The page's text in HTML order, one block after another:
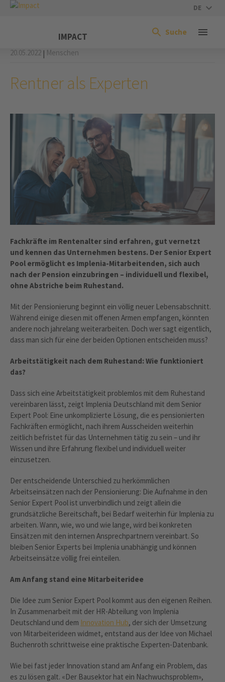
DE
IMPACT Suche
20.05.2022 | Menschen
Rentner als Experten
Fachkräfte im Rentenalter sind erfahren, gut vernetzt
und kennen das Unternehmen bestens. Der Senior Expert
Pool ermöglicht es Implenia-Mitarbeitenden, sich auch
nach der Pension einzubringen – individuell und flexibel,
ohne Abstriche beim Ruhestand.
Mit der Pensionierung beginnt ein völlig neuer Lebensabschnitt.
Während einige diesen mit offenen Armen empfangen, könnten
andere noch jahrelang weiterarbeiten. Doch wer sagt eigentlich,
dass man sich für eine der beiden Optionen entscheiden muss?
Arbeitstätigkeit nach dem Ruhestand: Wie funktioniert
das?
Dass sich eine Arbeitstätigkeit problemlos mit dem Ruhestand
vereinbaren lässt, zeigt Implenia Deutschland mit dem Senior
Expert Pool: Eine unkomplizierte Lösung, die es pensionierten
Fachkräften ermöglicht, nach ihrem Ausscheiden weiterhin
zeitlich befristet für das Unternehmen tätig zu sein – und ihr
Wissen und ihre Erfahrung flexibel und individuell weiter
einzusetzen.
Der entscheidende Unterschied zu herkömmlichen
Arbeitseinsätzen nach der Pensionierung: Die Aufnahme in den
Senior Expert Pool ist unverbindlich und zeigt allein die
grundsätzliche Bereitschaft, bei Bedarf weiterhin für Implenia zu
arbeiten. Wann, wie, wo und wie lange, wird bei konkreten
Einsätzen mit den internen Ansprechpartnern vereinbart. So
bleiben Senior Experts bei Implenia unabhängig und können
Arbeitseinsätze völlig frei einteilen.
Am Anfang stand eine Mitarbeiteridee
Die Idee zum Senior Expert Pool kommt aus den eigenen Reihen.
In Zusammenarbeit mit der HR-Abteilung von Implenia
Deutschland und dem Innovation Hub, der sich der Umsetzung
von Mitarbeiterideen widmet, entstand aus der Idee von Michael
Buchenroth schrittweise eine praktische Experten-Datenbank.
Wie bei fast jeder Innovation stand am Anfang ein Problem, das
es zu lösen galt. «Der Bausektor hat ein Nachwuchsproblem»,